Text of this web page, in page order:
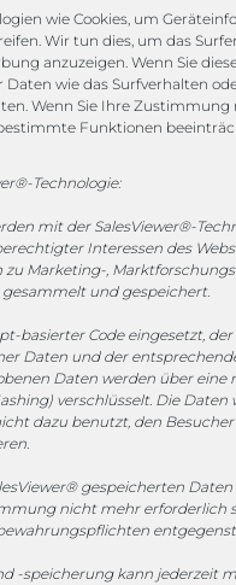
wie Cookies, um
Wir tun dies, um das
anzuzeigen. Wenn Sie
wie das Surfverhalten
Wenn Sie Ihre
Funktionen
Technologie:
mit der SalesViewer®-
Interessen des
zu Marketing-,
und gespeichert.
basierter Code eingesetzt,
Daten und der
Daten werden über
verschlüsselt. Die
dazu benutzt, den Besucher
gespeicherten
nicht mehr erforderlich
-speicherung kann jederzeit
Mo. -
Fr.